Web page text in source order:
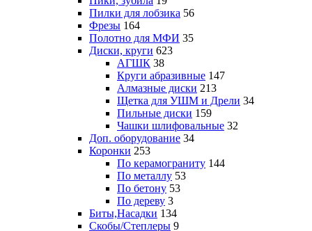
Пилки для лобзика 56
Фрезы 164
Полотно для МФИ 35
Диски, круги 623
АГШК 38
Круги абразивные 147
Алмазные диски 213
Щетка для УШМ и Дрели 34
Пильные диски 159
Чашки шлифовальные 32
Доп. оборудование 34
Коронки 253
По керамограниту 144
По металлу 53
По бетону 53
По дереву 3
Биты,Насадки 134
Скобы/Степлеры 9